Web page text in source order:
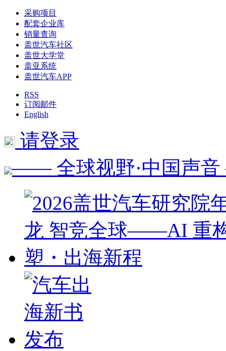
采购项目
配套企业库
销量查询
盖世汽车社区
盖世大学堂
盖亚系统
盖世汽车APP
RSS
订阅邮件
English
请登录
—— 全球视野·中国声